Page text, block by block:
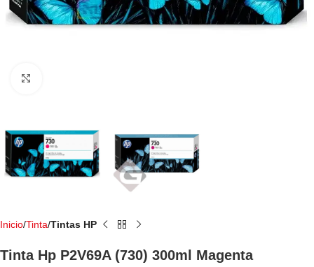
Inicio Tinta Tintas HP
Tinta Hp P2V69A (730) 300ml Magenta